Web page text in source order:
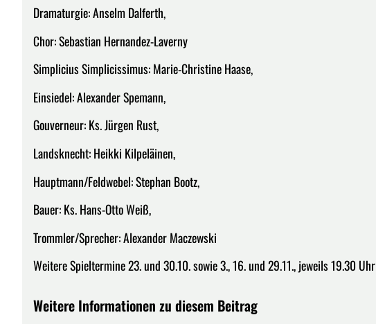
Dramaturgie: Anselm Dalferth,
Chor: Sebastian Hernandez-Laverny
Simplicius Simplicissimus: Marie-Christine Haase,
Einsiedel: Alexander Spemann,
Gouverneur: Ks. Jürgen Rust,
Landsknecht: Heikki Kilpeläinen,
Hauptmann/Feldwebel: Stephan Bootz,
Bauer: Ks. Hans-Otto Weiß,
Trommler/Sprecher: Alexander Maczewski
Weitere Spieltermine 23. und 30.10. sowie 3., 16. und 29.11., jeweils 19.30 Uhr
Weitere Informationen zu diesem Beitrag